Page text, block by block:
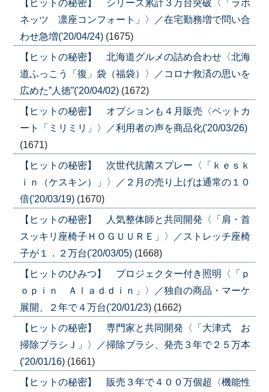
【ヒットの秘密】 シリーズ累計３万台突破〈「ラボ
ネッツ 凛座コンフォート」〉／在宅勤務増で問い合
わせ急増('20/04/24) (1675)
【ヒットの秘密】 北海道グルメの詰め合わせ〈北海
道ふっこう「復」袋（福袋）〉／コロナ救済の思いを
広めた”人徳”('20/04/02) (1672)
【ヒットの秘密】 オプションも４月販売〈ペットカ
ート「ミリミリ」〉／利用者の声を商品化('20/03/26)
(1671)
【ヒットの秘密】 次世代抗菌スプレー〈「ｋｅｓｋ
ｉｎ（ケスキン）」〉／２月の売り上げは通常の１０
倍('20/03/19) (1670)
【ヒットの秘密】 人気整体師と共同開発〈「肩・首
スッキリ座椅子ＨＯＧＵＵＲＥ」〉／ストレッチ座椅
子が１．２万台('20/03/05) (1668)
【ヒットのひみつ】 プロジェクター付き照明〈「ｐ
ｏｐｉｎ Ａｌａｄｄｉｎ」〉／独自の商品・マーケ
展開、２年で４万台('20/01/23) (1662)
【ヒットの秘密】 専門家と共同開発〈「大津式 お
掃除ブラシＪ」〉／掃除ブラシ、発売３年で２５万本
('20/01/16) (1661)
【ヒットの秘密】 販売３年で４００万個超〈機能性